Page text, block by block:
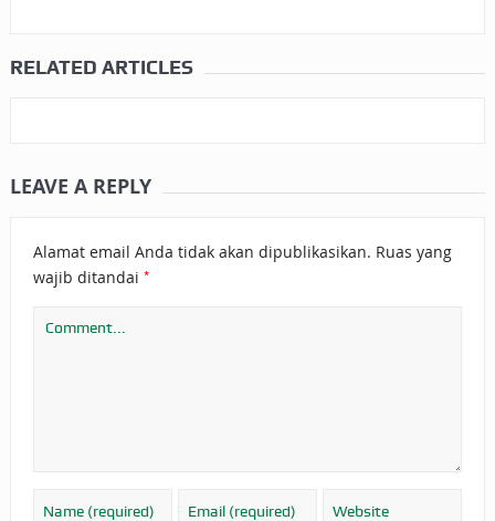
RELATED ARTICLES
LEAVE A REPLY
Alamat email Anda tidak akan dipublikasikan. Ruas yang
wajib ditandai *